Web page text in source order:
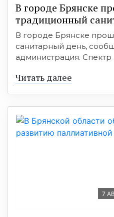
В городе Брянске
традиционный
В городе Брянске
санитарный день,
администрация. Спектр
Читать далее
7